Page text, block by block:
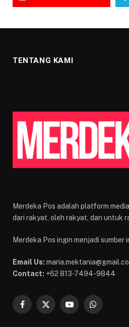
TENTANG KAMI
Merdeka Pos adalah platform
dari rakyat, oleh rakyat, dan untuk
Merdeka Pos ingin menjadi sumber
Email Us:
Contact: +62 813-7494-9844
Facebook
X
YouTubeWhatsApp